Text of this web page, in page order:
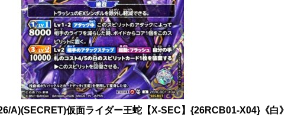
A)(SECRET)仮面ライダー王蛇【X-SEC】{26RCB01-X04}《白》